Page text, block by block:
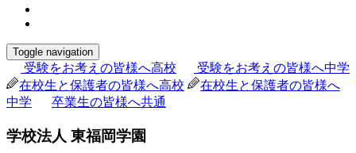
Toggle navigation
受験をお考えの皆様へ高校 受験をお考えの皆様へ中学
在校生と保護者の皆様へ高校
在校生と保護者の皆様へ
中学
卒業生の皆様へ共通
学校法人 東福岡学園